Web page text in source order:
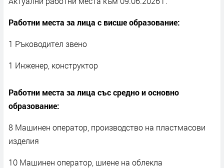
Работни места за лица с висше образование:
1 Ръководител звено
1 Инженер, конструктор
Работни места за лица със средно и основно
образование:
8 Машинен оператор, производство на пластмасови
изделия
10 Машинен оператор, шиене на облекла